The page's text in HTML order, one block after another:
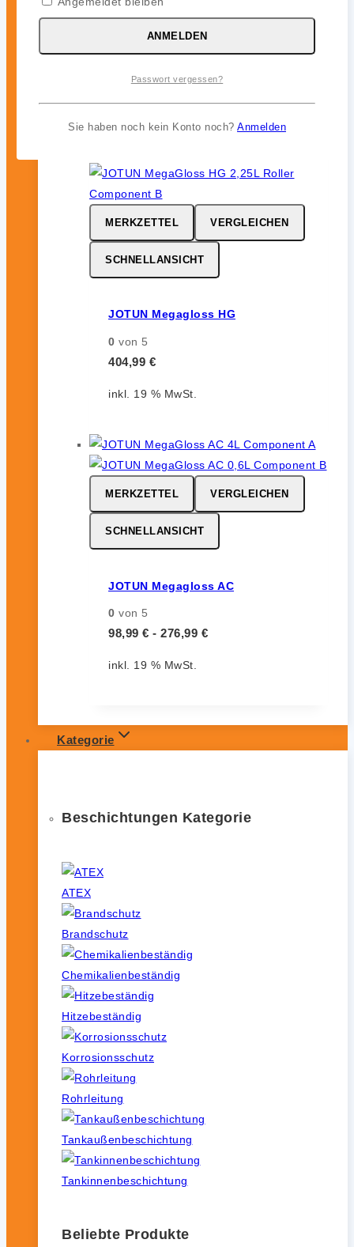
inkl. 19 % MwSt.
MERKZETTEL VERGLEICHEN
SCHNELLANSICHT
JOTUN Megagloss HG
0 von 5
404,99 €
inkl. 19 % MwSt.
MERKZETTEL VERGLEICHEN
SCHNELLANSICHT
JOTUN Megagloss AC
0 von 5
98,99 € - 276,99 €
inkl. 19 % MwSt.
Kategorie
Beschichtungen Kategorie
ATEX
Brandschutz
Chemikalienbeständig
Hitzebeständig
Korrosionsschutz
Rohrleitung
Tankaußenbeschichtung
Tankinnenbeschichtung
Beliebte Produkte
ANMELDEN
Passwort vergessen?
Sie haben noch kein Konto noch? Anmelden